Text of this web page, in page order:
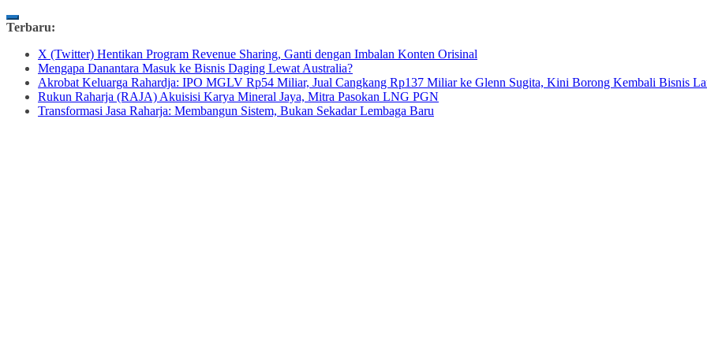
Skip
content
Terbaru:
X (Twitter) Hentikan Program Revenue Sharing, Ganti dengan Imbalan Konten Orisinal
Mengapa Danantara Masuk ke Bisnis Daging Lewat Australia?
Akrobat Keluarga Rahardja: IPO MGLV Rp54 Miliar, Jual Cangkang Rp137 Miliar ke Glenn Sugita, Kini Borong Kembali Bisnis
Rukun Raharja (RAJA) Akuisisi Karya Mineral Jaya, Mitra Pasokan LNG PGN
Transformasi Jasa Raharja: Membangun Sistem, Bukan Sekadar Lembaga Baru